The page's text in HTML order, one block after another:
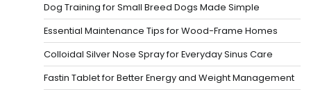
Dog Training for Small Breed Dogs Made Simple
Essential Maintenance Tips for Wood-Frame Homes
Colloidal Silver Nose Spray for Everyday Sinus Care
Fastin Tablet for Better Energy and Weight Management